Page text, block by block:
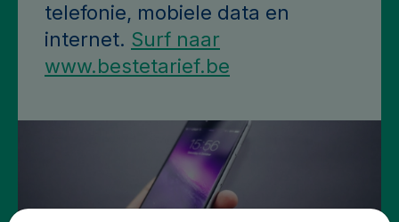
telefonie, mobiele data en
internet. Surf naar
www.bestetarief.be